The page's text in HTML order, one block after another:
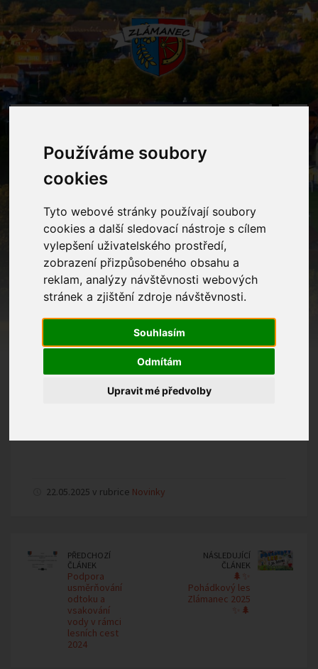
Používáme soubory
cookies
Tyto webové stránky používají soubory
cookies a další sledovací nástroje s cílem
vylepšení uživatelského prostředí,
zobrazení přizpůsobeného obsahu a
reklam, analýzy návštěvnosti webových
stránek a zjištění zdroje návštěvnosti.
Souhlasím
Odmítám
Upravit mé předvolby
Novinka
Home Novinky
Naše obec obsadila 1. místo v soutěži "O
keramickou popelnici"
22.05.2025 v rubrice Novinky
PŘEDCHOZÍ
ČLÁNEK
Podpora
usměrňování
odtoku a
vsakování
vody v rámci
lesních cest
2024
NÁSLEDUJÍCÍ
ČLÁNEK
🌲✨
Pohádkový les
Zlámanec 2025
✨🌲